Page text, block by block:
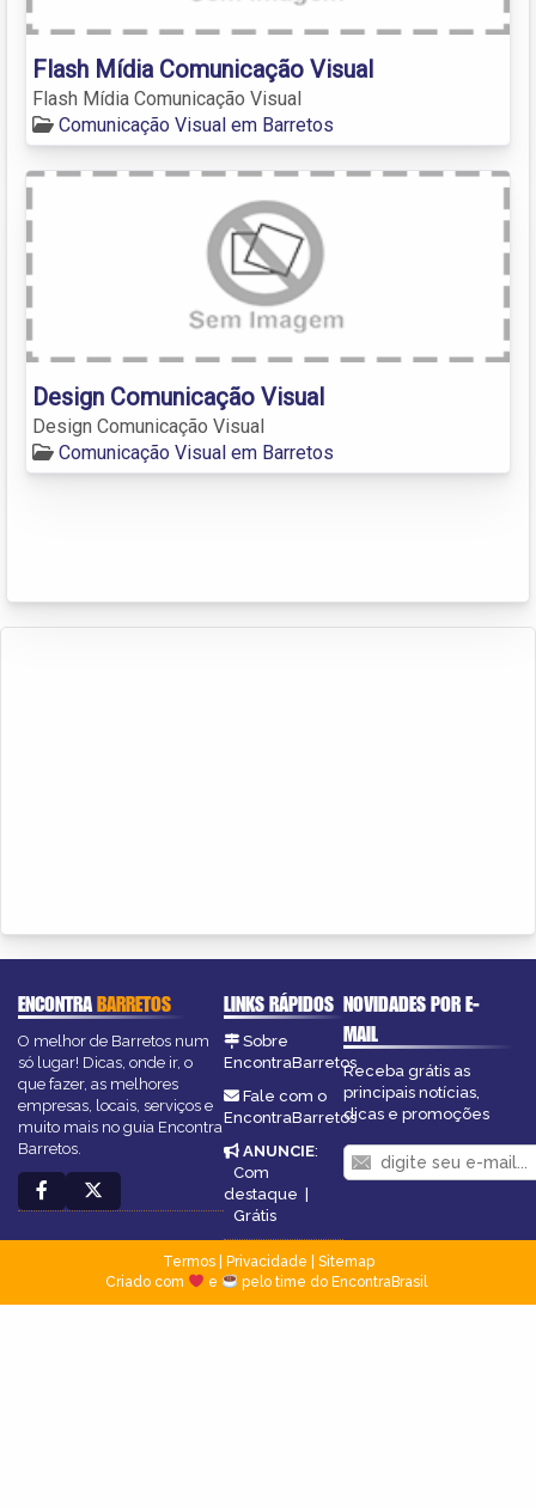
Flash Mídia Comunicação Visual
Flash Mídia Comunicação Visual
Comunicação Visual em Barretos
Design Comunicação Visual
Design Comunicação Visual
Comunicação Visual em Barretos
ENCONTRABARRETOS
O melhor de Barretos num
só lugar! Dicas, onde ir, o
que fazer, as melhores
empresas, locais, serviços e
muito mais no guia Encontra
Barretos.
LINKS RÁPIDOS
Sobre
EncontraBarretos
Fale com o
EncontraBarretos
ANUNCIE:
Com
destaque |
Grátis
NOVIDADES POR E-
MAIL
Receba grátis as
principais notícias,
dicas e promoções
Termos| Privacidade
Sitemap
Criado com
e pelo time do EncontraBrasil